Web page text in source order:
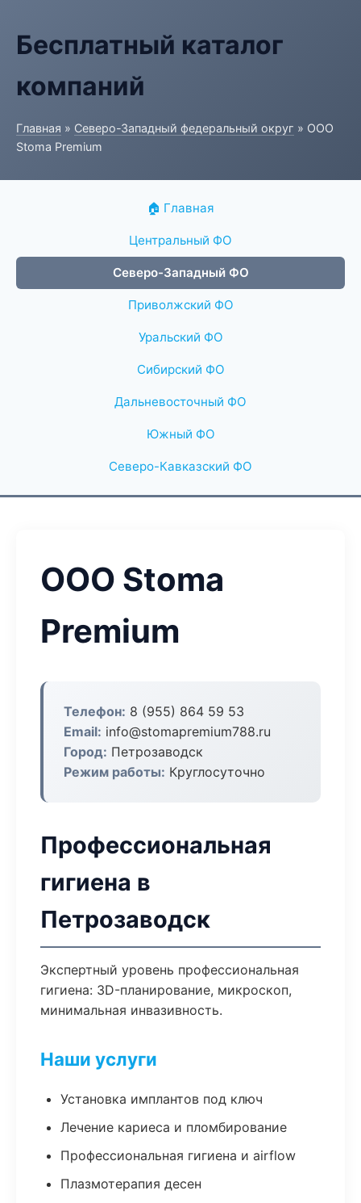
Бесплатный каталог
компаний
Главная » Северо-Западный федеральный округ » ООО
Stoma Premium
🏠 Главная
Центральный ФО
Северо-Западный ФО
Приволжский ФО
Уральский ФО
Сибирский ФО
Дальневосточный ФО
Южный ФО
Северо-Кавказский ФО
ООО Stoma
Premium
Телефон: 8 (955) 864 59 53
Email: info@stomapremium788.ru
Город: Петрозаводск
Режим работы: Круглосуточно
Профессиональная
гигиена в
Петрозаводск
Экспертный уровень профессиональная
гигиена: 3D-планирование, микроскоп,
минимальная инвазивность.
Наши услуги
Установка имплантов под ключ
Лечение кариеса и пломбирование
Профессиональная гигиена и airflow
Плазмотерапия десен